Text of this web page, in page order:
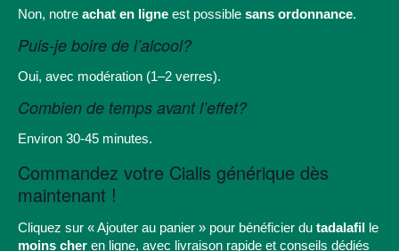
Non, notre achat en ligne est possible sans ordonnance.
Puis-je boire de l’alcool?
Oui, avec modération (1–2 verres).
Combien de temps avant l’effet?
Environ 30-45 minutes.
Commandez votre Cialis générique dès
maintenant !
Cliquez sur « Ajouter au panier » pour bénéficier du tadalafil le
moins cher en ligne, avec livraison rapide et conseils dédiés